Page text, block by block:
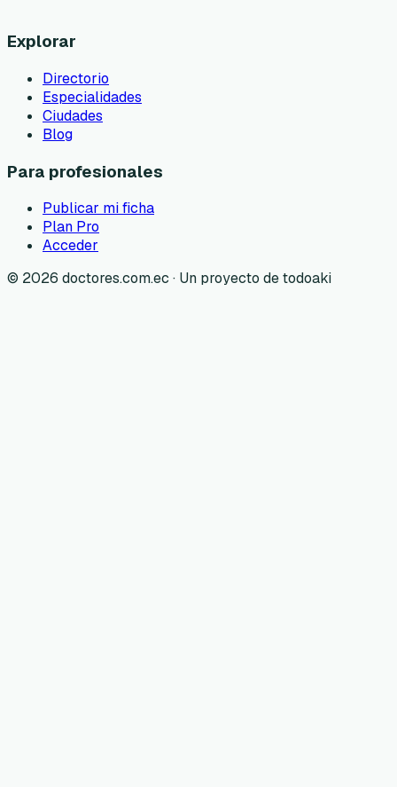
Explorar
Directorio
Especialidades
Ciudades
Blog
Para profesionales
Publicar mi ficha
Plan Pro
Acceder
© 2026 doctores.com.ec · Un proyecto de todoaki